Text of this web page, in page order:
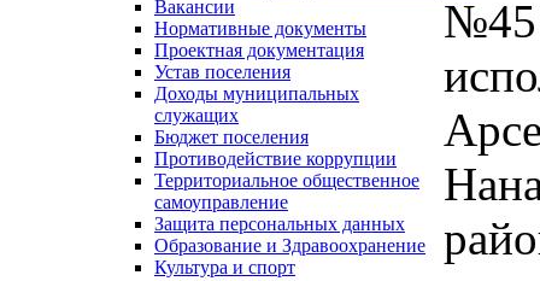
Вакансии
Нормативные документы
Проектная документация
Устав поселения
Доходы муниципальных
служащих
Бюджет поселения
Противодействие коррупции
Территориальное общественное
самоуправление
Защита персональных данных
Образование и Здравоохранение
Культура и спорт
№45